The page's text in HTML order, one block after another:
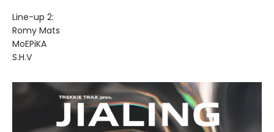
Line-up 2:
Romy Mats
MoEPiKA
S.H.V